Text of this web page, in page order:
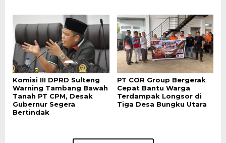
Komisi III DPRD Sulteng
Warning Tambang Bawah
Tanah PT CPM, Desak
Gubernur Segera
Bertindak
PT COR Group Bergerak
Cepat Bantu Warga
Terdampak Longsor di
Tiga Desa Bungku Utara